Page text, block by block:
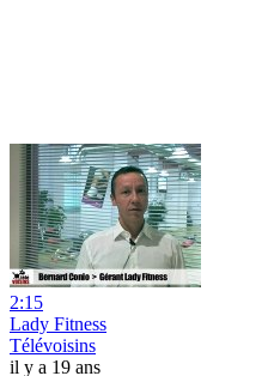
2:15
Lady Fitness
Télévoisins
il y a 19 ans